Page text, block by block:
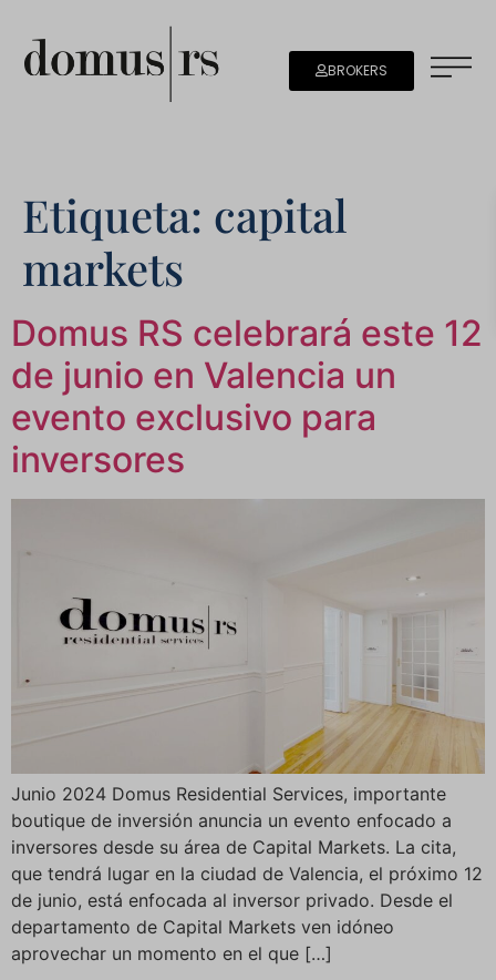
BROKERS
Etiqueta: capital
markets
Domus RS celebrará este 12
de junio en Valencia un
evento exclusivo para
inversores
Junio 2024 Domus Residential Services, importante
boutique de inversión anuncia un evento enfocado a
inversores desde su área de Capital Markets. La cita,
que tendrá lugar en la ciudad de Valencia, el próximo 12
de junio, está enfocada al inversor privado. Desde el
departamento de Capital Markets ven idóneo
aprovechar un momento en el que […]